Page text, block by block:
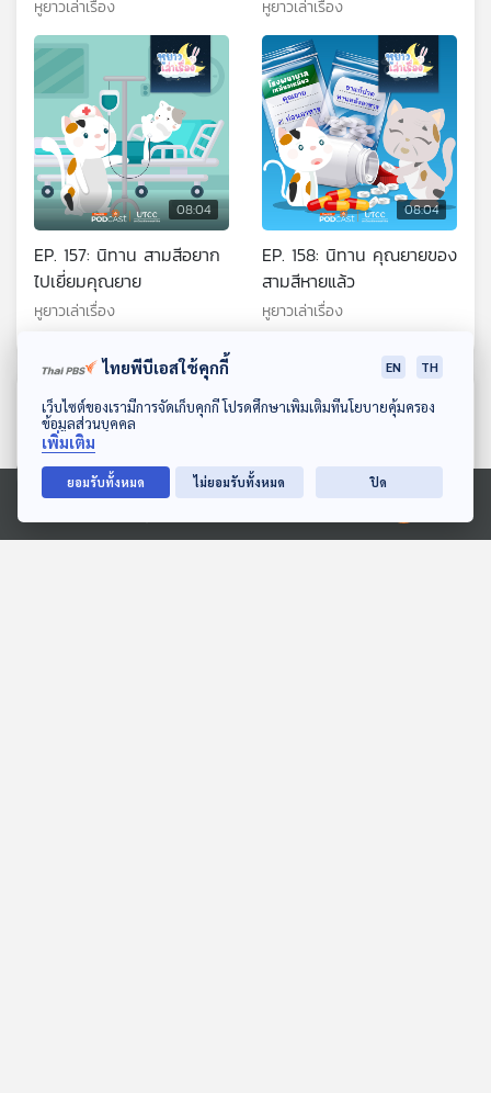
ดาวน์โหลด Thai PBS Podcast Application
Ⓒ 2020 องค์การกระจายเสียงและแพร่ภาพสาธารณะแห่งประเทศไทย
หูยาวเล่าเรื่อง หูยาวเล่าเรื่อง
08:04
EP. 157: นิทาน สามสีอยาก
ไปเยี่ยมคุณยาย
หูยาวเล่าเรื่อง
08:04
EP. 158: นิทาน คุณยายของ
สามสีหายแล้ว
หูยาวเล่าเรื่อง
ตอนที่เกี่ยวข้อง
ไทยพีบีเอสใช้คุกกี้ EN TH
เว็บไซต์ของเรามีการจัดเก็บคุกกี้ โปรดศึกษาเพิ่มเติมที่นโยบายคุ้มครอง
ข้อมูลส่วนบุคคล
เพิ่มเติม
ยอมรับทั้งหมด ไม่ยอมรับทั้งหมด ปิด